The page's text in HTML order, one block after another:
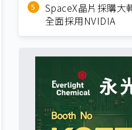
SpaceX晶片採購
全面採用NVIDIA